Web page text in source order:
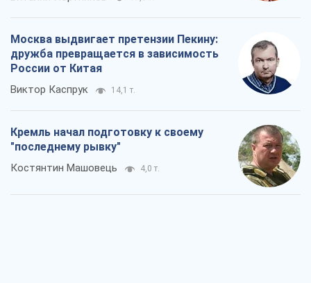
Москва выдвигает претензии Пекину:
дружба превращается в зависимость
России от Китая
Виктор Каспрук 14,1 т.
Кремль начал подготовку к своему
"последнему рывку"
Костянтин Машовець 4,0 т.